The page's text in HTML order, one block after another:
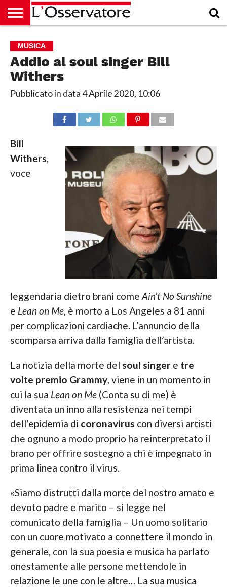
CULTURA
ECONOMIA
RUBRICHE
ARCHIVIO
PODCAST
ABBONAMENTO
CHI
SIAMO
ACCEDI
MUSICA
Addio al soul singer Bill
Withers
Pubblicato in data4 Aprile 2020, 10:06
Bill
Withers,
voce
leggendaria dietro brani come Ain’t No Sunshine
e Lean on Me, è morto a Los Angeles a 81 anni
per complicazioni cardiache. L’annuncio della
scomparsa arriva dalla famiglia dell’artista.
La notizia della morte del soul singere tre
volte premio Grammy, viene in un momento in
cui la sua Lean on Me(Conta su di me) è
diventata un inno alla resistenza nei tempi
dell’epidemia di coronavirus con diversi artisti
che ognuno a modo proprio ha reinterpretato il
brano per offrire sostegno a chi è impegnato in
prima linea contro il virus.
«Siamo distrutti dalla morte del nostro amato e
devoto padre e marito – si legge nel
comunicato della famiglia – Un uomo solitario
con un cuore motivato a connettere il mondo in
generale, con la sua poesia e musica ha parlato
onestamente alle persone mettendole in
relazione le une con le altre… La sua musica